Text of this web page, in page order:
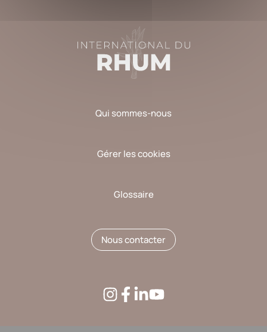
Qui sommes-nous
Gérer les cookies
Glossaire
Nous contacter